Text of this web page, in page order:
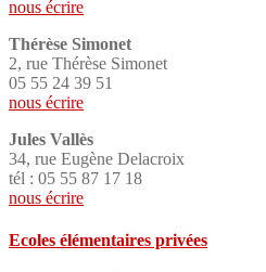
nous écrire
Thérèse Simonet
2, rue Thérèse Simonet
05 55 24 39 51
nous écrire
Jules Vallès
34, rue Eugène Delacroix
tél : 05 55 87 17 18
nous écrire
Ecoles élémentaires privées